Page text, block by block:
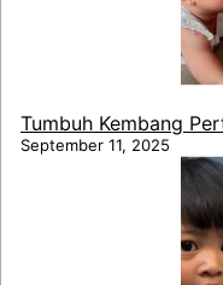
Tumbuh Kembang
September 11, 2025